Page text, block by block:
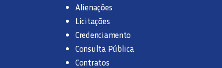
Alienações
Licitações
Credenciamento
Consulta Pública
Contratos